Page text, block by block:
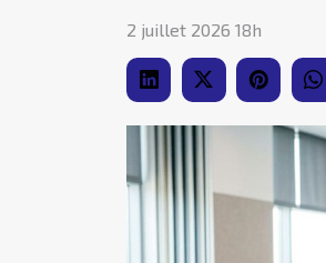
2 juillet 2026 18h